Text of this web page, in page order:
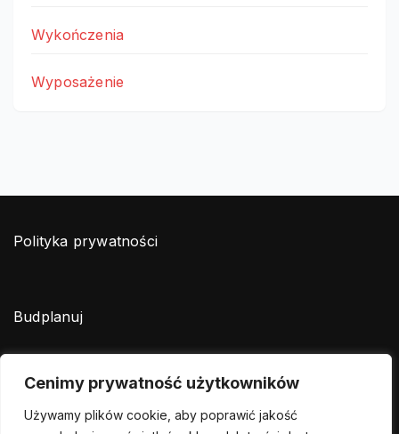
Cenimy prywatność użytkowników
Używamy plików cookie, aby poprawić jakość
Wykończenia
Wyposażenie
Polityka prywatności
Budplanuj
Zróbmy remont